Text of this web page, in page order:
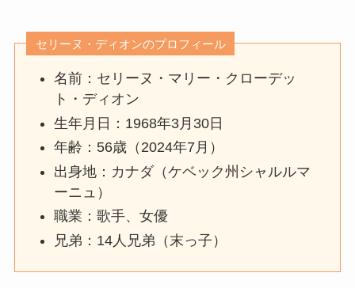
セリーヌ・ディオンのプロフィール
名前：セリーヌ・マリー・クローデッ
ト・ディオン
生年月日：1968年3月30日
年齢：56歳（2024年7月）
出身地：カナダ（ケベック州シャルルマ
ーニュ）
職業：歌手、女優
兄弟：14人兄弟（末っ子）